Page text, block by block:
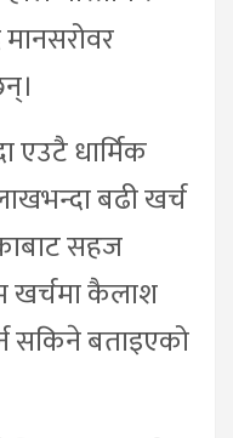
एउटै धार्मिक
बढी खर्च
सहज
कैलाश
सकिने बताइएको